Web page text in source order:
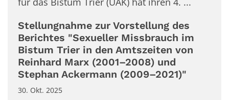
Stellungnahme zur Vorstellung des
Berichtes "Sexueller Missbrauch im
Bistum Trier in den Amtszeiten von
Reinhard Marx (2001–2008) und
Stephan Ackermann (2009–2021)"
30. Okt. 2025